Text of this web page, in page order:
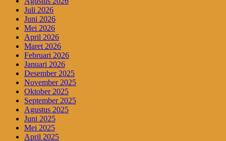
Juli 2026
Juni 2026
Mei 2026
April 2026
Maret 2026
Februari 2026
Januari 2026
Desember 2025
November 2025
Oktober 2025
September 2025
Agustus 2025
Juni 2025
Mei 2025
April 2025